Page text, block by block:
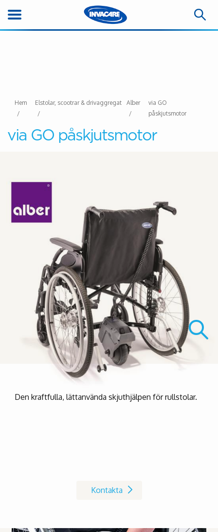
Hem Elstolar, scootrar & drivaggregat Alber
via GO
påskjutsmotor
via GO påskjutsmotor
Den kraftfulla, lättanvända skjuthjälpen för rullstolar.
Kontakta